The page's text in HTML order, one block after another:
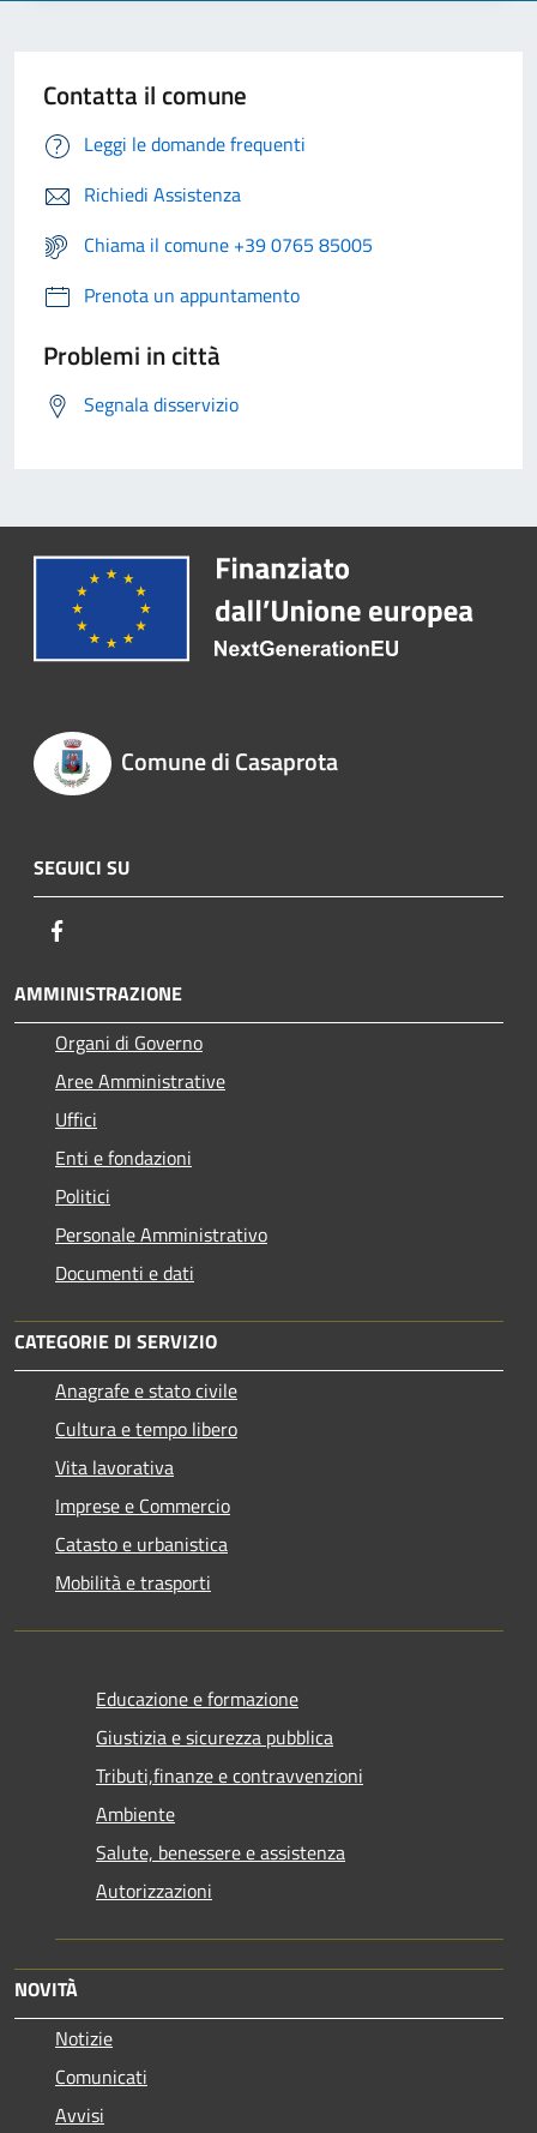
Contatta il comune
Leggi le domande frequenti
Richiedi Assistenza
Chiama il comune +39 0765 85005
Prenota un appuntamento
Problemi in città
Segnala disservizio
Comune di Casaprota
SEGUICI SU
AMMINISTRAZIONE
Organi di Governo
Aree Amministrative
Uffici
Enti e fondazioni
Politici
Personale Amministrativo
Documenti e dati
CATEGORIE DI SERVIZIO
Anagrafe e stato civile
Cultura e tempo libero
Vita lavorativa
Imprese e Commercio
Catasto e urbanistica
Mobilità e trasporti
Educazione e formazione
Giustizia e sicurezza pubblica
Tributi,finanze e contravvenzioni
Ambiente
Salute, benessere e assistenza
Autorizzazioni
NOVITÀ
Notizie
Comunicati
Avvisi